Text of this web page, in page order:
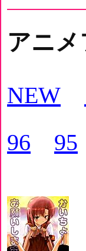
アニ
NEW
96
95